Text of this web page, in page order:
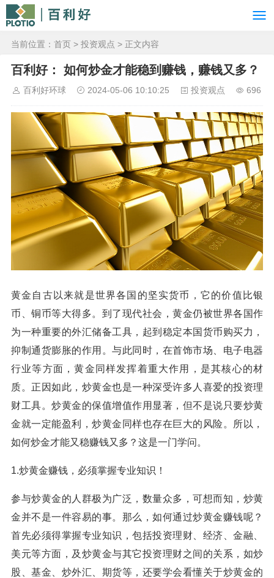
当前位置： 首页 > 投资观点 > 正文内容
百利好： 如何炒金才能稳到赚钱，赚钱又多？
百利好环球 2024-05-06 10:10:25 投资观点 696
黄金自古以来就是世界各国的坚实货币，它的价值比银
币、铜币等大得多。到了现代社会，黄金仍被世界各国作
为一种重要的外汇储备工具，起到稳定本国货币购买力，
抑制通货膨胀的作用。与此同时，在首饰市场、电子电器
行业等方面，黄金同样发挥着重大作用，是其核心的材
质。正因如此，炒黄金也是一种深受许多人喜爱的投资理
财工具。炒黄金的保值增值作用显著，但不是说只要炒黄
金就一定能盈利，炒黄金同样也存在巨大的风险。所以，
如何炒金才能又稳赚钱又多？这是一门学问。
1.炒黄金赚钱，必须掌握专业知识！
参与炒黄金的人群极为广泛，数量众多，可想而知，炒黄
金并不是一件容易的事。那么，如何通过炒黄金赚钱呢？
首先必须得掌握专业知识，包括投资理财、经济、金融、
美元等方面，及炒黄金与其它投资理财之间的关系，如炒
股、基金、炒外汇、期货等，还要学会看懂关于炒黄金的